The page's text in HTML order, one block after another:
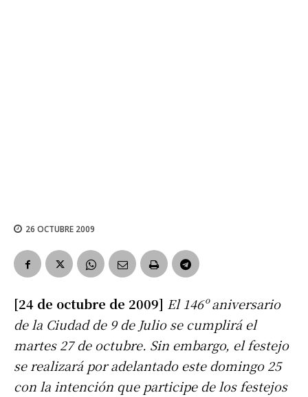
26 OCTUBRE 2009
[24 de octubre de 2009] El 146º aniversario
de la Ciudad de 9 de Julio se cumplirá el
martes 27 de octubre. Sin embargo, el festejo
se realizará por adelantado este domingo 25
con la intención que participe de los festejos